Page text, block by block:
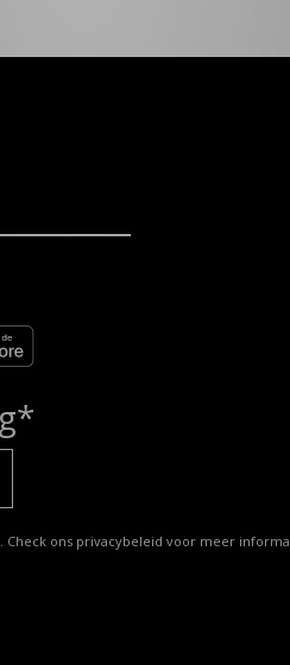
ons privacybeleid voor meer